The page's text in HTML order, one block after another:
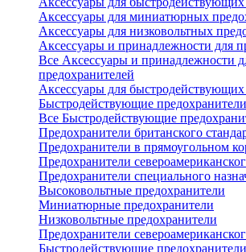
Аксессуары для миниатюрных
Аксессуары для низковольтных
Аксессуары и принадлежности для
Все Аксессуары и принадлежности
предохранителей
Аксессуары для быстродействующих
Быстродействующие предохранители
Все Быстродействующие
Предохранители британского
Предохранители в прямоугольном
Предохранители
Предохранители специального
Высоковольтные предохранители
Миниатюрные предохранители
Низковольтные предохранители
Предохранители
Быстродействующие